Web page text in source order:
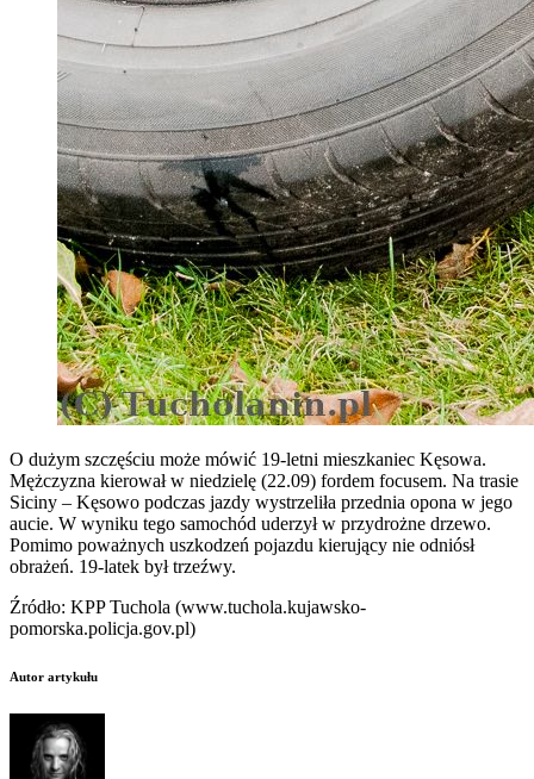
O dużym szczęściu może mówić 19-letni mieszkaniec Kęsowa.
Mężczyzna kierował w niedzielę (22.09) fordem focusem. Na trasie
Siciny – Kęsowo podczas jazdy wystrzeliła przednia opona w jego
aucie. W wyniku tego samochód uderzyłw przydrożne drzewo.
Pomimo poważnych uszkodzeń pojazdu kierujący nie odniósł
obrażeń. 19-latek był trzeźwy.
Źródło: KPP Tuchola (www.tuchola.kujawsko-
pomorska.policja.gov.pl)
Autor artykułu